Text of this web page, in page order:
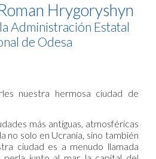
Hrygoryshyn
Administración Estatal
de Odesa
nuestra hermosa ciudad de
más antiguas, atmosféricas
no solo en Ucrania, sino también
ciudad es a menudo llamada